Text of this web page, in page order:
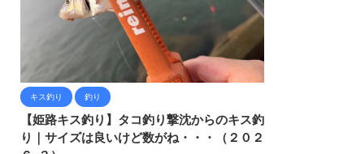
キス釣り 釣り
【姫路キス釣り】タコ釣り撃沈からのキス釣
り｜サイズは良いけど数がね・・・（２０２